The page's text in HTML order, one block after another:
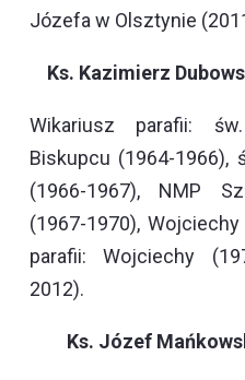
Józefa w Olsztynie
Ks. Kazimierz
Wikariusz parafii:
Biskupcu (1964-1966),
(1966-1967), NMP
(1967-1970),
parafii: Wojciechy
2012).
Ks. Józef